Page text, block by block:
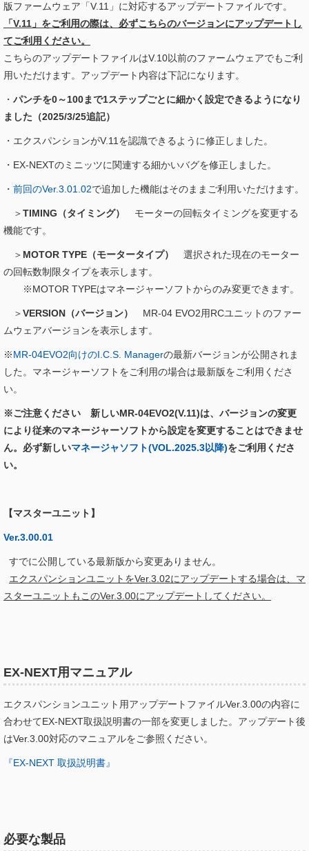
版ファームウェア「V.11」に対応するアップデートファイルです。
「V.11」をご利用の際は、必ずこちらのバージョンにアップデートし
てご利用ください。
こちらのアップデートファイルはV.10以前のファームウェアでもご利
用いただけます。アップデート内容は下記になります。
・ パンチを0～100まで1ステップごとに細かく設定できるようになり
ました（2025/3/25追記）
・エクスパンションがV.11を認識できるように修正しました。
・EX-NEXTのミニッツに関連する細かいバグを修正しました。
・ 前回のVer.3.01.02で追加した機能はそのままご利用いただけます。
＞TIMING（タイミング）
モーターの回転タイミングを変更する
機能です。
＞ MOTOR TYPE（モータータイプ）
選択された現在のモーター
の回転数制限タイプを表示します。
※MOTOR TYPEはマネージャーソフトからのみ変更できます。
＞VERSION（バージョン）
MR-04 EVO2用RCユニットのファー
ムウェアバージョンを表示します。
※MR-04EVO2向けのI.C.S. Managerの最新バージョンが公開されま
した。マネージャーソフトをご利用の場合は最新版をご利用くださ
い。
※ご注意ください 新しいMR-04EVO2(V.11)は、バージョンの変更
により従来のマネージャーソフトから設定を変更することはできませ
ん。必ず新しいマネージャソフト(VOL.2025.3以降)をご利用くださ
い。
【マスターユニット】
Ver.3.00.01
すでに公開している最新版から変更ありません。
エクスパンションユニットをVer.3.02にアップデートする場合は、マ
スターユニットもこのVer.3.00にアップデートしてください。
EX-NEXT用マニュアル
エクスパンションユニット用アップデートファイルVer.3.00の内容に
合わせてEX-NEXT取扱説明書の一部を変更しました。アップデート後
はVer.3.00対応のマニュアルをご参照ください。
『EX-NEXT 取扱説明書』
必要な製品